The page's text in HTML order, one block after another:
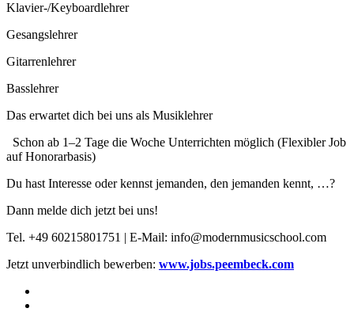
Klavier-/Keyboardlehrer
Gesangslehrer
Gitarrenlehrer
Basslehrer
Das erwartet dich bei uns als Musiklehrer
Schon ab 1–2 Tage die Woche Unterrichten möglich (Flexibler Job
auf Honorarbasis)
Du hast Interesse oder kennst jemanden, den jemanden kennt, …?
Dann melde dich jetzt bei uns!
Tel. +49 60215801751 | E-Mail: info@modernmusicschool.com
Jetzt unverbindlich bewerben: www.jobs.peembeck.com